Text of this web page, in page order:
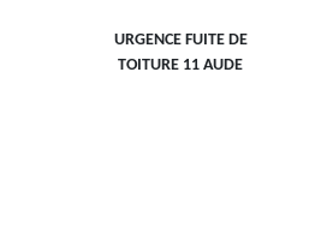
URGENCE FUITE DE
TOITURE 11 AUDE